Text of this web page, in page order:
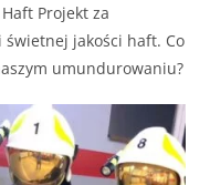
Projekt za
świetnej jakości haft. Co
umundurowaniu?